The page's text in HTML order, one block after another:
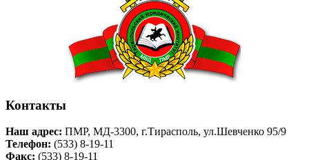
Контакты
Наш адрес: ПМР, МД-3300, г.Тирасполь, ул.Шевченко 95/9
Телефон: (533) 8-19-11
Факс: (533) 8-19-11